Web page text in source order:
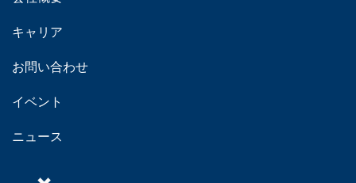
キャリア
お問い合わせ
イベント
ニュース